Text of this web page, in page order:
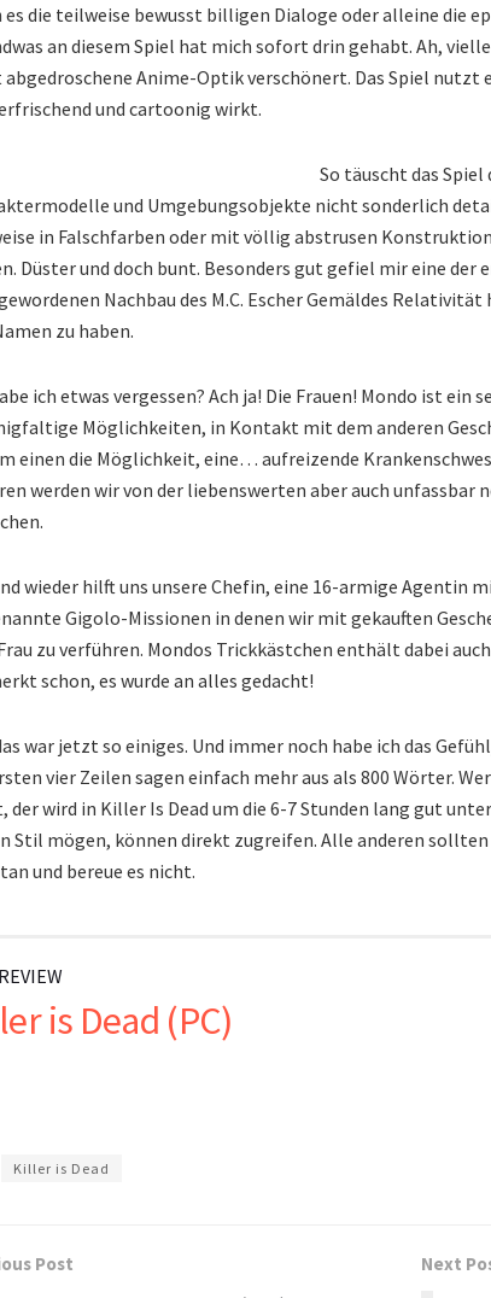
es die teilweise bewusst billigen Dialoge oder alleine die
an diesem Spiel hat mich sofort drin gehabt. Ah,
abgedroschene Anime-Optik verschönert. Das Spiel
und cartoonig wirkt.
So täuscht das Spiel
und Umgebungsobjekte nicht sonderlich
in Falschfarben oder mit völlig abstrusen
Düster und doch bunt. Besonders gut gefiel mir eine der
Nachbau des M.C. Escher Gemäldes
zu haben.
ich etwas vergessen? Ach ja! Die Frauen! Mondo ist
Möglichkeiten, in Kontakt mit dem anderen
einen die Möglichkeit, eine… aufreizende
werden wir von der liebenswerten aber auch unfassbar
wieder hilft uns unsere Chefin, eine 16-armige Agentin
Gigolo-Missionen in denen wir mit gekauften
zu verführen. Mondos Trickkästchen enthält dabei
schon, es wurde an alles gedacht!
war jetzt so einiges. Und immer noch habe ich das
vier Zeilen sagen einfach mehr aus als 800 Wörter.
der wird in Killer Is Dead um die 6-7 Stunden lang gut
Stil mögen, können direkt zugreifen. Alle anderen sollten
und bereue es nicht.
is Dead (PC)
Killer is Dead
Post Next